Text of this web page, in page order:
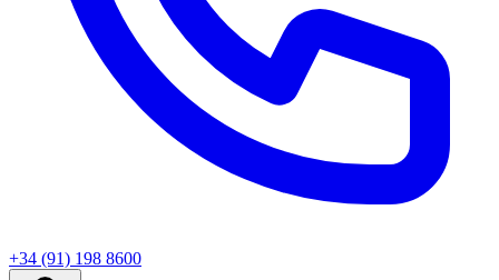
+34 (91) 198 8600